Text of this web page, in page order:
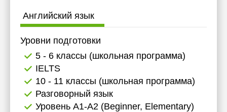
Английский язык
Уровни подготовки
5 - 6 классы (школьная программа)
IELTS
10 - 11 классы (школьная программа)
Разговорный язык
Уровень А1-А2 (Beginner, Elementary)
14:00
15:30
16:00
14:00
15:30
16:00